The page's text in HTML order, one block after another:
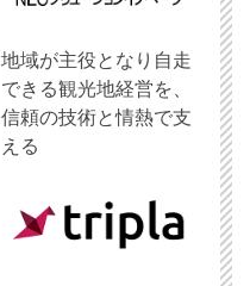
地域が主役となり自走
できる観光地経営を、
信頼の技術と情熱で支
える